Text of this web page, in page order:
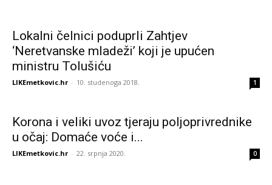
Lokalni čelnici poduprli Zahtjev
‘Neretvanske mladeži’ koji je upućen
ministru Tolušiću
LIKEmetkovic.hr - 10. studenoga 2018. 1
Korona i veliki uvoz tjeraju poljoprivrednike
u očaj: Domaće voće i...
LIKEmetkovic.hr - 22. srpnja 2020. 0